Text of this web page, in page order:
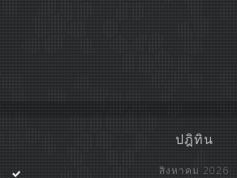
ปฎิทิน
สิงหาคม 2026